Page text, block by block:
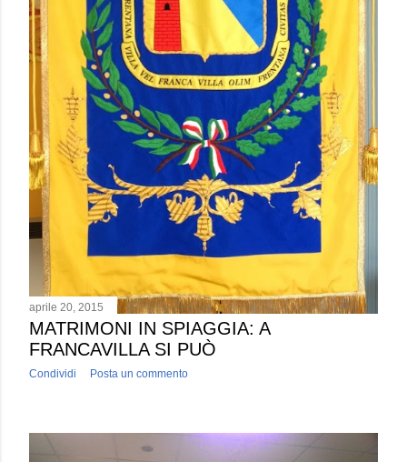
aprile 20, 2015
MATRIMONI IN SPIAGGIA: A
FRANCAVILLA SI PUÒ
Condividi Posta un commento